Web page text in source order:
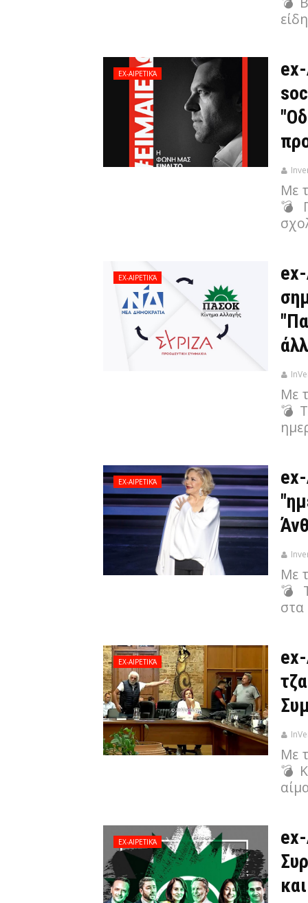
EX-ΑΙΡΕΤΙΚΆ
Με
💣
EX-ΑΙΡΕΤΙΚΆ
Με
💣
EX-ΑΙΡΕΤΙΚΆ
Με
💣
στα
EX-ΑΙΡΕΤΙΚΆ
Με
💣
EX-ΑΙΡΕΤΙΚΆ